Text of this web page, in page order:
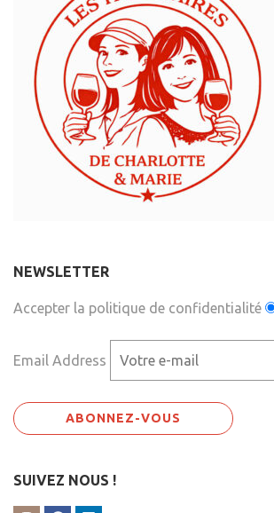
NEWSLETTER
Accepter la politique de confidentialité
Email Address
SUIVEZ NOUS !